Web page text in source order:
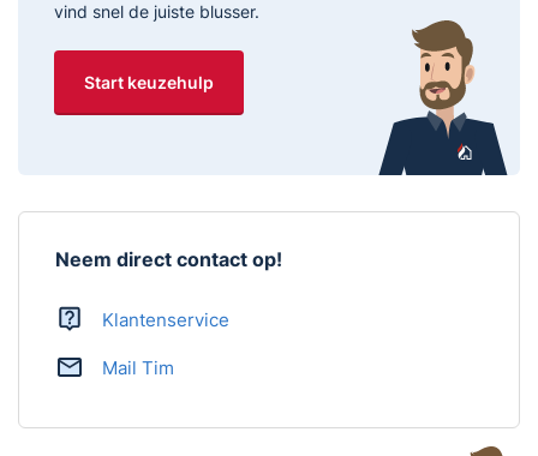
vind snel de juiste blusser.
Start keuzehulp
Neem direct contact op!
Klantenservice
Mail Tim